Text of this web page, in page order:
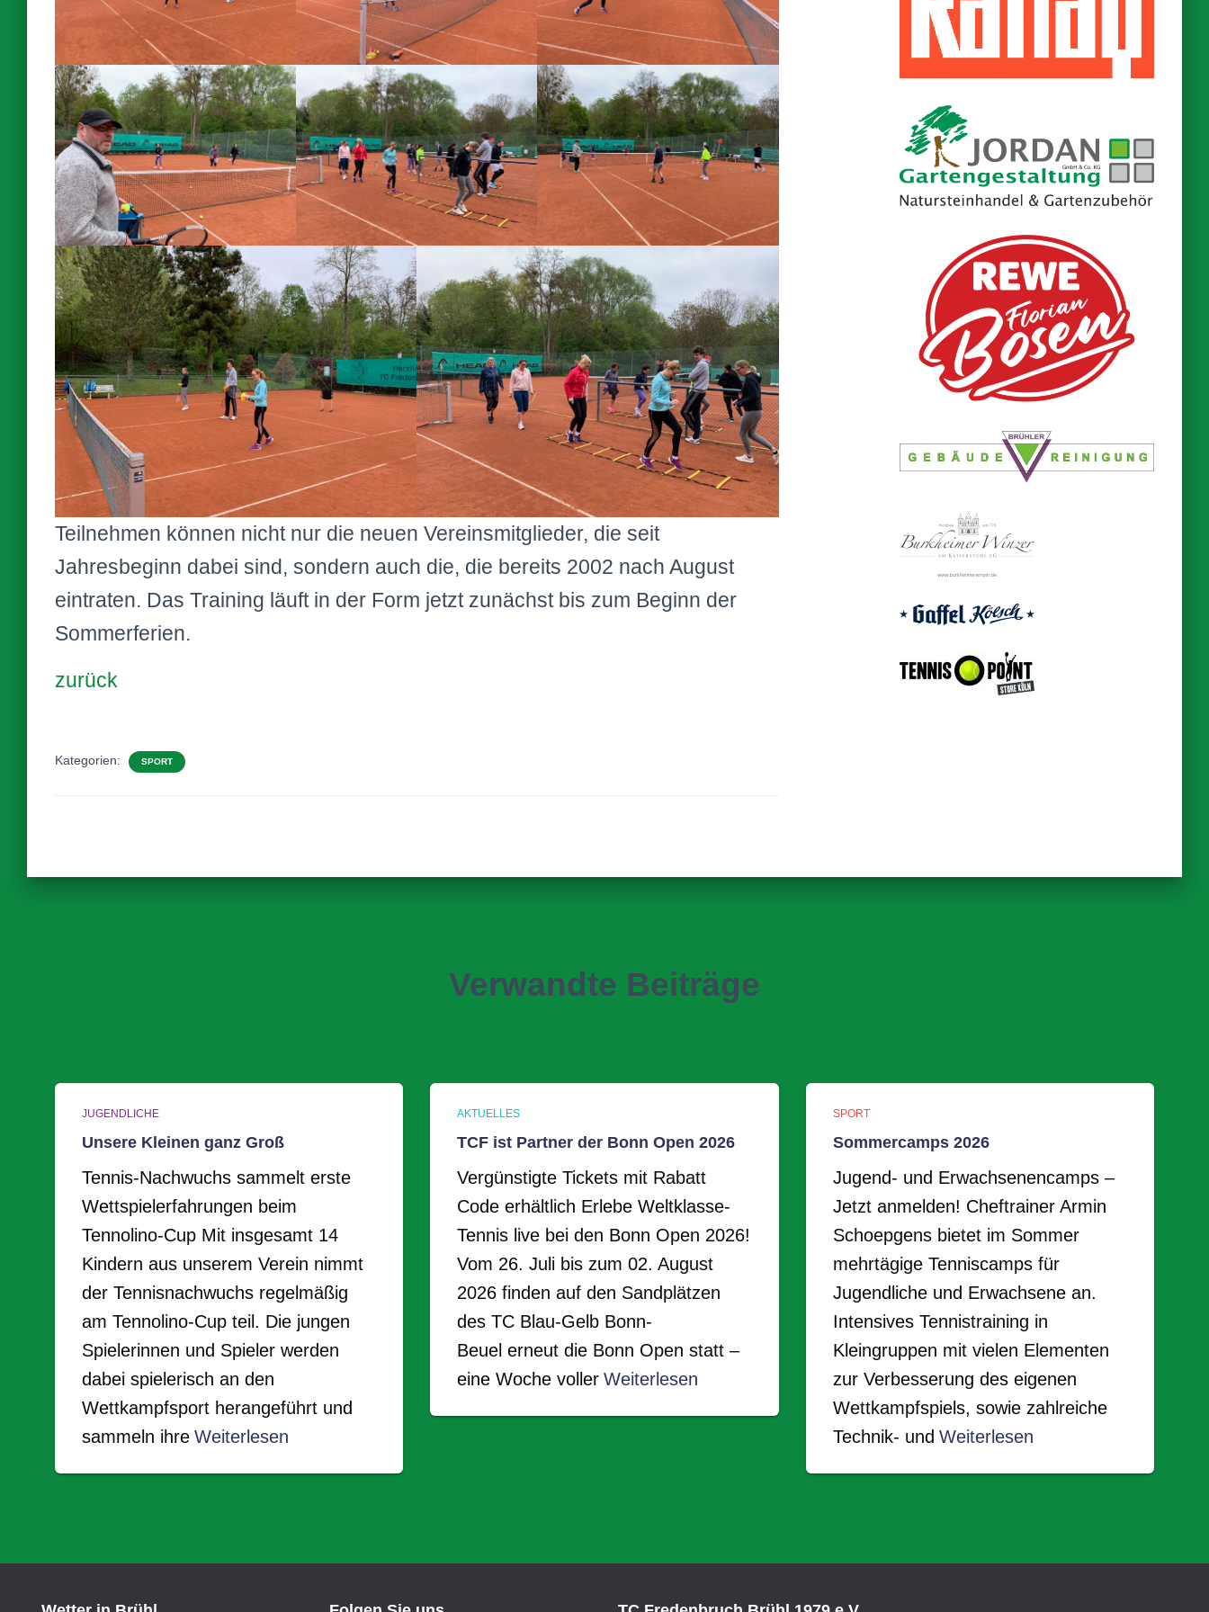
Teilnehmen können nicht nur die neuen Vereinsmitglieder, die seit
Jahresbeginn dabei sind, sondern auch die, die bereits 2002 nach August
eintraten. Das Training läuft in der Form jetzt zunächst bis zum Beginn der
Sommerferien.
zurück
Kategorien: SPORT
Verwandte Beiträge
JUGENDLICHE
Unsere Kleinen ganz Groß
Tennis-Nachwuchs sammelt erste
Wettspielerfahrungen beim
Tennolino-Cup Mit insgesamt 14
Kindern aus unserem Verein nimmt
der Tennisnachwuchs regelmäßig
am Tennolino-Cup teil. Die jungen
Spielerinnen und Spieler werden
dabei spielerisch an den
Wettkampfsport herangeführt und
sammeln ihre Weiterlesen
AKTUELLES
TCF ist Partner der Bonn Open 2026
Vergünstigte Tickets mit Rabatt
Code erhältlich Erlebe Weltklasse-
Tennis live bei den Bonn Open 2026!
Vom 26. Juli bis zum 02. August
2026 finden auf den Sandplätzen
des TC Blau-Gelb Bonn-
Beuel erneut die Bonn Open statt –
eine Woche voller Weiterlesen
SPORT
Sommercamps 2026
Jugend- und Erwachsenencamps –
Jetzt anmelden! Cheftrainer Armin
Schoepgens bietet im Sommer
mehrtägige Tenniscamps für
Jugendliche und Erwachsene an.
Intensives Tennistraining in
Kleingruppen mit vielen Elementen
zur Verbesserung des eigenen
Wettkampfspiels, sowie zahlreiche
Technik- und Weiterlesen